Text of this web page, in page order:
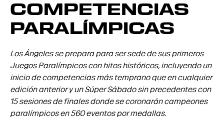
COMPETENCIAS
PARALÍMPICAS
Los Ángeles se prepara para ser sede de sus primeros
Juegos Paralímpicos con hitos históricos, incluyendo un
inicio de competencias más temprano que en cualquier
edición anterior y un Súper Sábado sin precedentes con
15 sesiones de finales donde se coronarán campeones
paralímpicos en 560 eventos por medallas.